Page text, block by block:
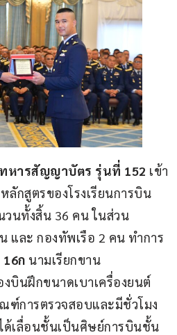
หารสัญญาบัตร รุ่นที่ 152 เข้า
กสูตรของโรงเรียนการบิน
วนทั้งสิ้น 36 คน ในส่วน
และ กองทัพเรือ 2 คน ทำการ
ก นามเรียกขาน
งบินฝึกขนาดเบาเครื่องยนต์
ฑ์การตรวจสอบและมีชั่วโมง
ด้เลื่อนชั้นเป็นศิษย์การบินชั้น